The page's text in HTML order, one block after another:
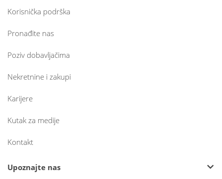
Korisnička podrška
Pronađite nas
Poziv dobavljačima
Nekretnine i zakupi
Karijere
Kutak za medije
Kontakt
Upoznajte nas